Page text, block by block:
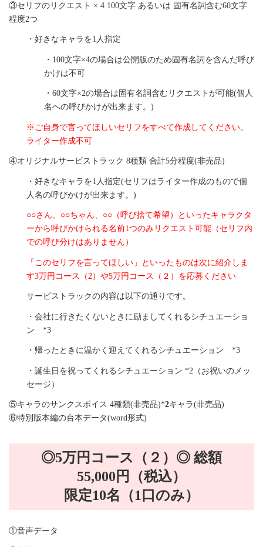
③セリフのリクエスト × 4 100文字 あるいは 固有名詞含む60文字
程度2つ
・好きなキャラを1人指定
・100文字×4の場合は公開版のため固有名詞を含んだ呼び
かけは不可
・60文字×2の場合は固有名詞含むリクエストが可能(個人
名への呼びかけが出来ます。)
※ご自身で言ってほしいセリフをすべて作成してください。
ライター作成不可
④オリジナルサービストラック 8種類 合計5分程度(非売品)
・好きなキャラを1人指定(セリフはライター作成のもので個
人名の呼びかけが出来ます。)
○○さん、○○ちゃん、○○（呼び捨て希望）といったキャラクタ
ーから呼びかけられる名前1つのみリクエスト可能（セリフ内
での呼び分けはありません）
「このセリフを言ってほしい」といったものは次に紹介しま
す3万円コース（2）や5万円コース（２）を応募ください
サービストラックの内容は以下の通りです。
・会社に行きたくないときに励ましてくれるシチュエーショ
ン *3
・帰ったときに温かく迎えてくれるシチュエーション *3
・誕生日を祝ってくれるシチュエーション *2（お祝いのメッ
セージ）
⑤キャラのサンクスボイス 4種類(非売品)*2キャラ(非売品)
⑥特別版本編の台本データ(word形式)
◎5万円コース（２）◎ 総額
55,000円（税込）
限定10名（1口のみ）
①音声データ